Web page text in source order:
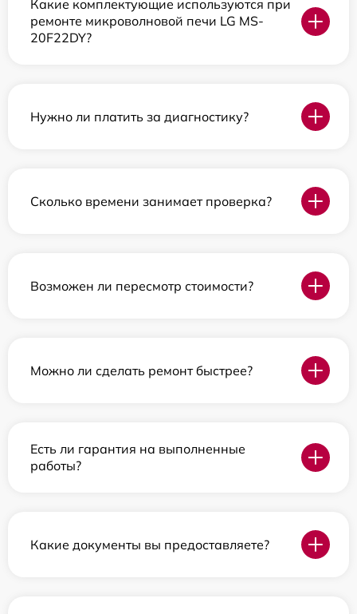
Какие комплектующие используются при
ремонте микроволновой печи LG MS-
20F22DY?
Нужно ли платить за диагностику?
Сколько времени занимает проверка?
Возможен ли пересмотр стоимости?
Можно ли сделать ремонт быстрее?
Есть ли гарантия на выполненные
работы?
Какие документы вы предоставляете?